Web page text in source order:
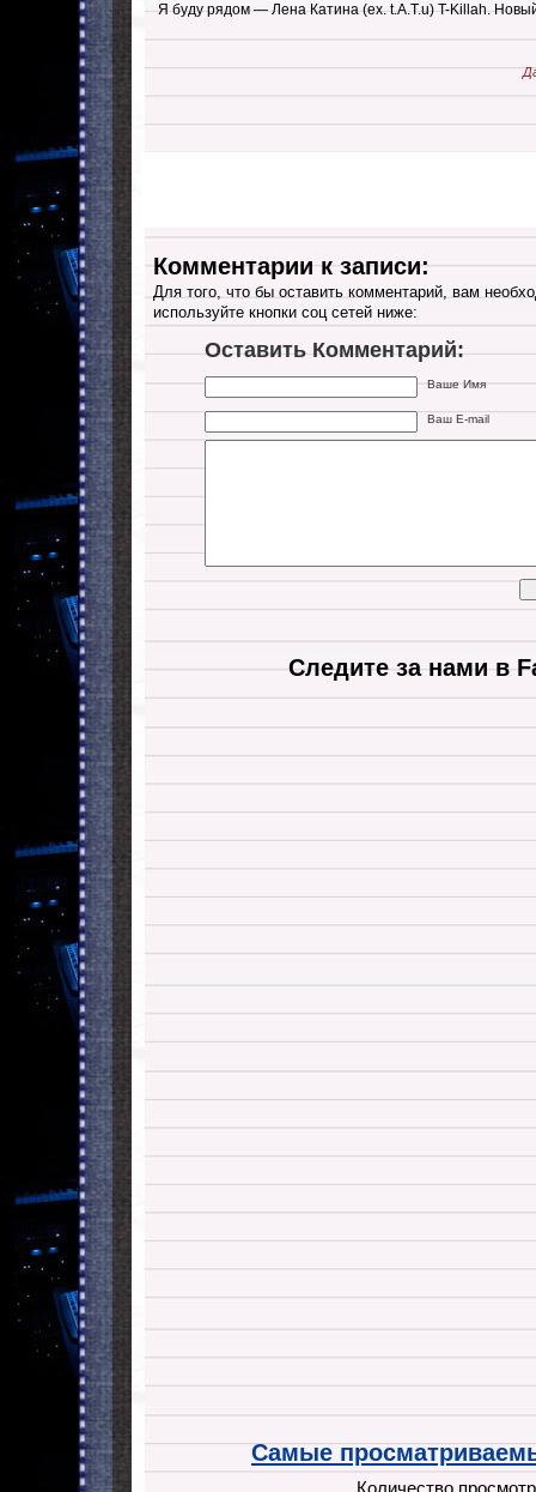
Я буду рядом — Лена Катина (ex. t.A.T.u) T-Killah.
Комментарии к записи:
Для того, что бы оставить комментарий, вам
используйте кнопки соц сетей ниже:
Оставить Комментарий:
Ваше Имя
Ваш E-mail
Следите за нами в
Самые
Количество